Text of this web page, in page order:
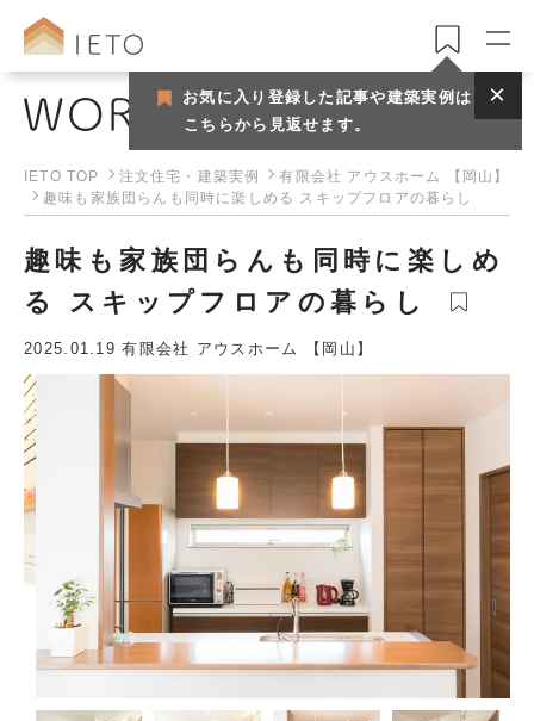
お気に入り登録した記事や建築実例は
こちらから見返せます。
注文住宅・建築実例
IETO TOP 注文住宅・建築実例
有限会社 アウスホーム 【岡山】
趣味も家族団らんも同時に楽しめる スキップフロアの暮らし
趣味も家族団らんも同時に楽しめ
る スキップフロアの暮らし
2025.01.19有限会社 アウスホーム 【岡山】